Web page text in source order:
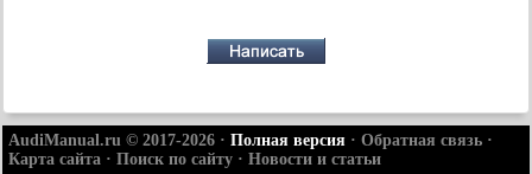
AudiManual.ru © 2017-2026 · Полная версия · Обратная связь ·
Карта сайта · Поиск по сайту · Новости и статьи